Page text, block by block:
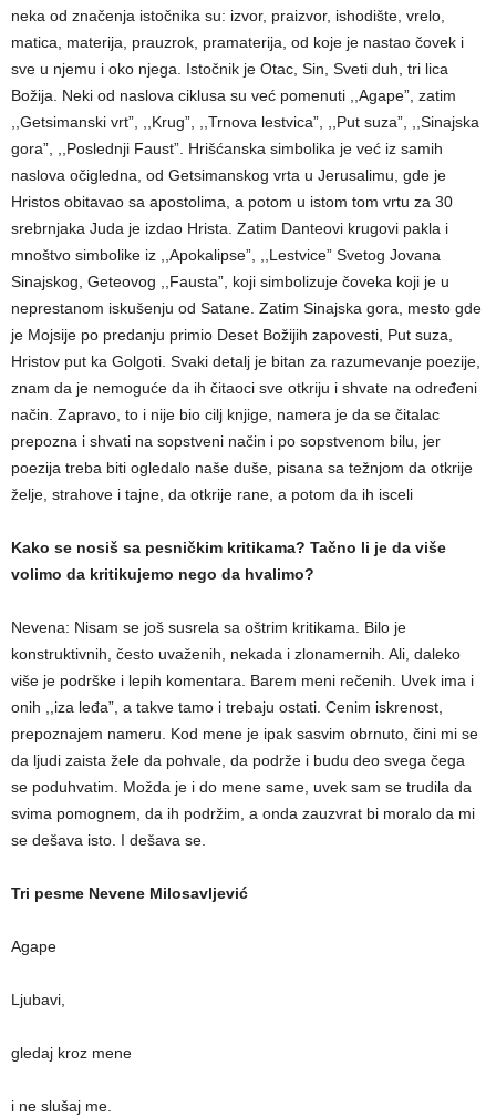
neka od značenja istočnika su: izvor, praizvor, ishodište, vrelo,
matica, materija, prauzrok, pramaterija, od koje je nastao čovek i
sve u njemu i oko njega. Istočnik je Otac, Sin, Sveti duh, tri lica
Božija. Neki od naslova ciklusa su već pomenuti ,,Agape”, zatim
,,Getsimanski vrt”, ,,Krug”, ,,Trnova lestvica”, ,,Put suza”, ,,Sinajska
gora”, ,,Poslednji Faust”. Hrišćanska simbolika je već iz samih
naslova očigledna, od Getsimanskog vrta u Jerusalimu, gde je
Hristos obitavao sa apostolima, a potom u istom tom vrtu za 30
srebrnjaka Juda je izdao Hrista. Zatim Danteovi krugovi pakla i
mnoštvo simbolike iz ,,Apokalipse”, ,,Lestvice” Svetog Jovana
Sinajskog, Geteovog ,,Fausta”, koji simbolizuje čoveka koji je u
neprestanom iskušenju od Satane. Zatim Sinajska gora, mesto gde
je Mojsije po predanju primio Deset Božijih zapovesti, Put suza,
Hristov put ka Golgoti. Svaki detalj je bitan za razumevanje poezije,
znam da je nemoguće da ih čitaoci sve otkriju i shvate na određeni
način. Zapravo, to i nije bio cilj knjige, namera je da se čitalac
prepozna i shvati na sopstveni način i po sopstvenom bilu, jer
poezija treba biti ogledalo naše duše, pisana sa težnjom da otkrije
želje, strahove i tajne, da otkrije rane, a potom da ih isceli
Kako se nosiš sa pesničkim kritikama? Tačno li je da više
volimo da kritikujemo nego da hvalimo?
Nevena: Nisam se još susrela sa oštrim kritikama. Bilo je
konstruktivnih, često uvaženih, nekada i zlonamernih. Ali, daleko
više je podrške i lepih komentara. Barem meni rečenih. Uvek ima i
onih ,,iza leđa”, a takve tamo i trebaju ostati. Cenim iskrenost,
prepoznajem nameru. Kod mene je ipak sasvim obrnuto, čini mi se
da ljudi zaista žele da pohvale, da podrže i budu deo svega čega
se poduhvatim. Možda je i do mene same, uvek sam se trudila da
svima pomognem, da ih podržim, a onda zauzvrat bi moralo da mi
se dešava isto. I dešava se.
Tri pesme Nevene Milosavljević
Agape
Ljubavi,
gledaj kroz mene
i ne slušaj me.